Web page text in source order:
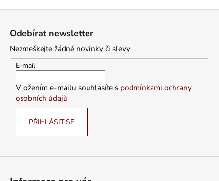
Odebírat newsletter
Nezmeškejte žádné novinky či slevy!
E-mail
Vložením e-mailu souhlasíte s podmínkami ochrany
osobních údajů
PŘIHLÁSIT SE